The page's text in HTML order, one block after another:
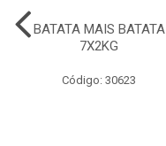
BATATA MAIS BATATA
7X2KG
Código: 30623